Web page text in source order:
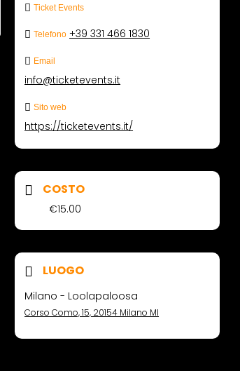
Ticket Events
Telefono +39 331 466 1830
Email
info@ticketevents.it
Sito web
https://ticketevents.it/
COSTO
€15.00
LUOGO
Milano - Loolapaloosa
Corso Como, 15, 20154 Milano MI